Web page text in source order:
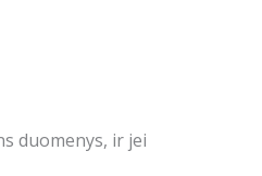
duomenys, ir jei